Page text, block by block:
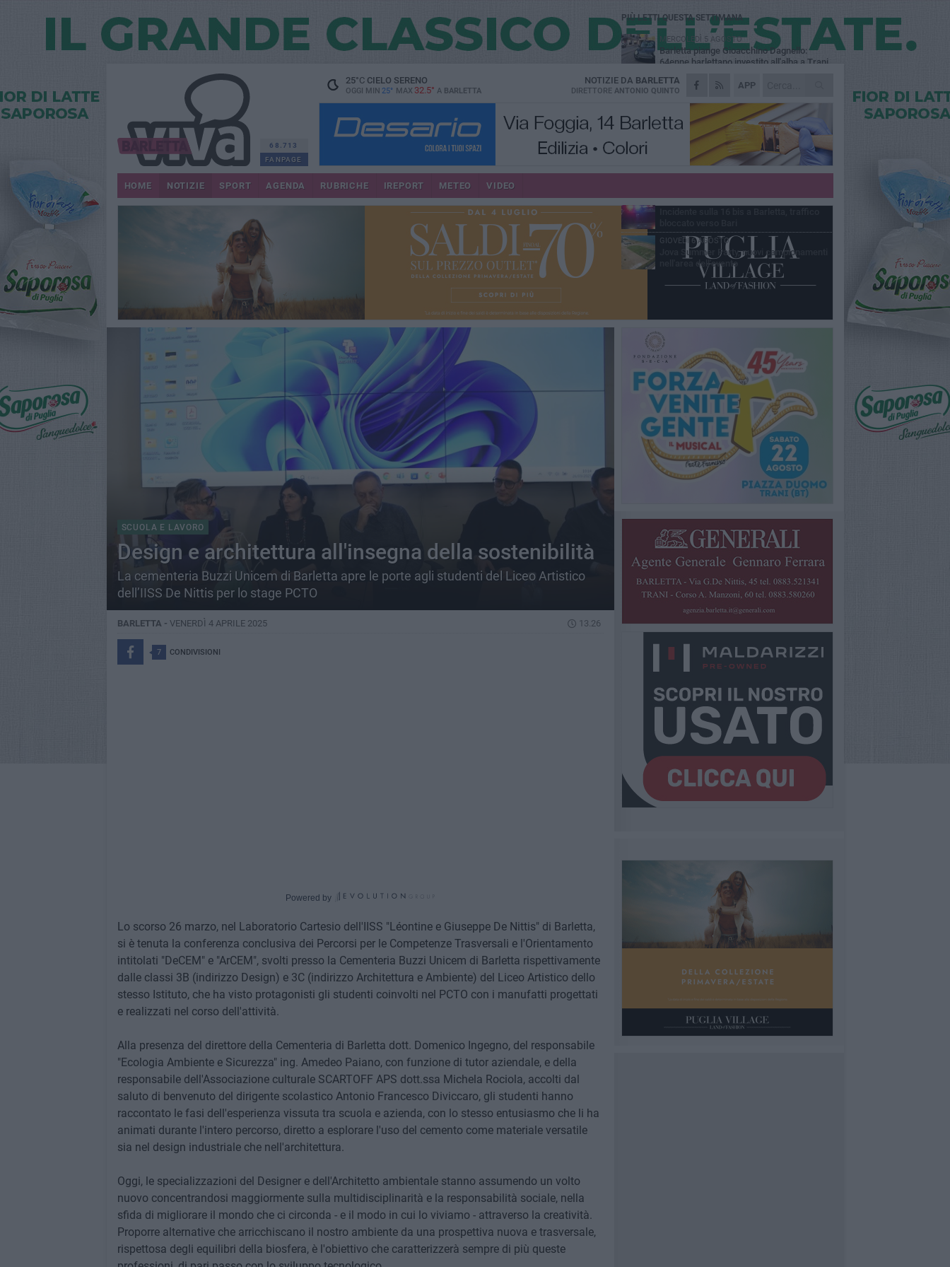
68.713
FANPAGE
25°CCIELO SERENO
OGGI MIN 25° MAX 32.5° A BARLETTA
APP
NOTIZIE DA BARLETTA
DIRETTORE ANTONIO QUINTO
HOME NOTIZIE SPORT AGENDA RUBRICHE IREPORT METEO VIDEO
SCUOLA E LAVORO
Design e architettura all'insegna della sostenibilità
La cementeria Buzzi Unicem di Barletta apre le porte agli studenti del Liceo Artistico
dell’IISS De Nittis per lo stage PCTO
BARLETTA - VENERDÌ 4 APRILE 2025 13.26
7 CONDIVISIONI
Powered by
Lo scorso 26 marzo, nel Laboratorio Cartesio dell'IISS "Léontine e Giuseppe De Nittis" di Barletta,
si è tenuta la conferenza conclusiva dei Percorsi per le Competenze Trasversali e l'Orientamento
intitolati "DeCEM" e "ArCEM", svolti presso la Cementeria Buzzi Unicem di Barletta rispettivamente
dalle classi 3B (indirizzo Design) e 3C (indirizzo Architettura e Ambiente) del Liceo Artistico dello
stesso Istituto, che ha visto protagonisti gli studenti coinvolti nel PCTO con i manufatti progettati
e realizzati nel corso dell'attività.
Alla presenza del direttore della Cementeria di Barletta dott. Domenico Ingegno, del responsabile
"Ecologia Ambiente e Sicurezza" ing. Amedeo Paiano, con funzione di tutor aziendale, e della
responsabile dell'Associazione culturale SCARTOFF APS dott.ssa Michela Rociola, accolti dal
saluto di benvenuto del dirigente scolastico Antonio Francesco Diviccaro, gli studenti hanno
raccontato le fasi dell'esperienza vissuta tra scuola e azienda, con lo stesso entusiasmo che li ha
animati durante l'intero percorso, diretto a esplorare l'uso del cemento come materiale versatile
sia nel design industriale che nell'architettura.
Oggi, le specializzazioni del Designer e dell'Architetto ambientale stanno assumendo un volto
nuovo concentrandosi maggiormente sulla multidisciplinarità e la responsabilità sociale, nella
sfida di migliorare il mondo che ci circonda - e il modo in cui lo viviamo - attraverso la creatività.
Proporre alternative che arricchiscano il nostro ambiente da una prospettiva nuova e trasversale,
rispettosa degli equilibri della biosfera, è l'obiettivo che caratterizzerà sempre di più queste
PIÙ LETTI QUESTA SETTIMANA
MERCOLEDÌ 5 AGOSTO
Barletta piange Gioacchino Dagnello:
64enne barlettano investito all'alba a Trani
GIOVEDÌ 6 AGOSTO
Il ricordo di "Cecco", il benzinaio col
sorriso: «Contava i giorni che lo
separavano dalla pensione»
MERCOLEDÌ 5 AGOSTO
Jova Summer Party, giovedì mattina
sopralluogo nell'area dell'evento
DOMENICA 2 AGOSTO
Beni confiscati alla mafia. Nasce il servizio
VENERDÌ 7 AGOSTO
GIOVEDÌ 6 AGOSTO
Jova Summer Party, nuovi campionamenti
nell'area dell'evento